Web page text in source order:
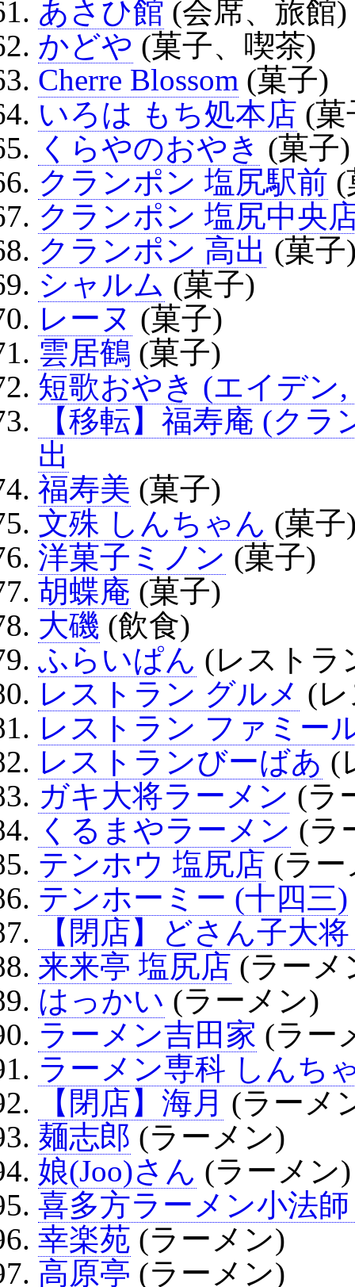
あさひ館 (会席、旅館)
かどや (菓子、喫茶)
Cherre Blossom (菓子)
いろは もち処本店 (菓
くらやのおやき (菓子)
クランポン 塩尻駅前 (
クランポン 塩尻中央
クランポン 高出 (菓子
シャルム (菓子)
レーヌ (菓子)
雲居鶴 (菓子)
短歌おやき (エイデン
【移転】福寿庵 (クラ
出
福寿美 (菓子)
文殊 しんちゃん (菓子
洋菓子ミノン (菓子)
胡蝶庵 (菓子)
大磯 (飲食)
ふらいぱん (レストラ
レストラン グルメ (
レストラン ファミー
レストランびーばあ (
ガキ大将ラーメン (ラ
くるまやラーメン (ラ
テンホウ 塩尻店 (ラー
テンホーミー (十四三)
【閉店】どさん子大
来来亭 塩尻店 (ラーメ
はっかい (ラーメン)
ラーメン吉田家 (ラー
ラーメン専科 しんち
【閉店】海月 (ラーメ
麺志郎 (ラーメン)
娘(Joo)さん (ラーメン)
喜多方ラーメン小法
幸楽苑 (ラーメン)
高原亭 (ラーメン)